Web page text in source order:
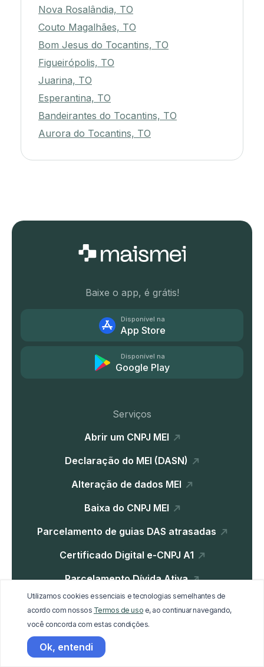
Nova Rosalândia, TO
Couto Magalhães, TO
Bom Jesus do Tocantins, TO
Figueirópolis, TO
Juarina, TO
Esperantina, TO
Bandeirantes do Tocantins, TO
Aurora do Tocantins, TO
Baixe o app, é grátis!
Disponível na
App Store
Disponível na
Google Play
Serviços
Abrir um CNPJ MEI
Declaração do MEI (DASN)
Alteração de dados MEI
Baixa do CNPJ MEI
Parcelamento de guias DAS atrasadas
Certificado Digital e-CNPJ A1
Parcelamento Dívida Ativa
Institucional
Utilizamos cookies essenciais e tecnologias semelhantes de
acordo com nossos Termos de uso e, ao continuar navegando,
você concorda com estas condições.
Ok, entendi